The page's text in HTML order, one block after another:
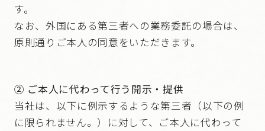
す。
なお、外国にある第三者への業務委託の場合は、
原則通りご本人の同意をいただきます。
② ご本人に代わって行う開示・提供
当社は、以下に例示するような第三者（以下の例
に限られません。）に対して、ご本人に代わって